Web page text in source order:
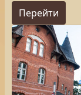
Перейти